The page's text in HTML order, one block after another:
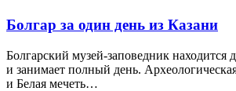
Болгар за один день из Казани
Болгарский музей-заповедник находится
и занимает полный день.
и Белая мечеть…